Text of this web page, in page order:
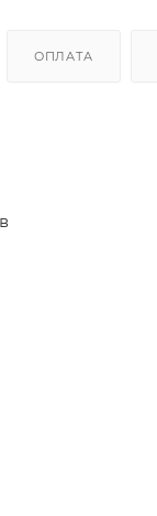
ОПЛАТА